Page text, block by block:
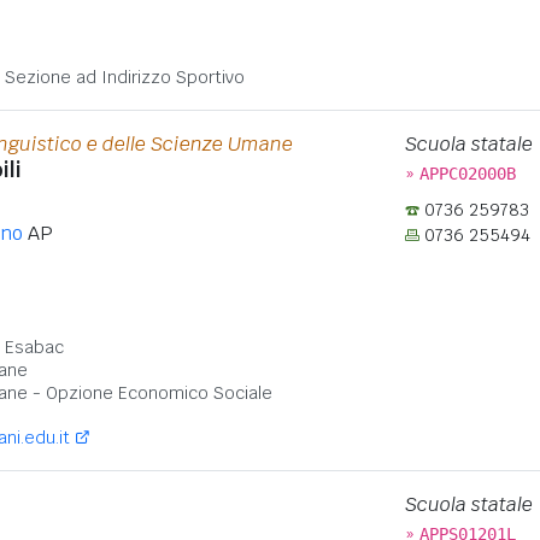
ad Indirizzo Sportivo
e delle Scienze Umane
AP
- Opzione Economico Sociale
Scuola statale
» APPC02000B
0736 259783
0736 255494
Scuola statale
» APPS01201L